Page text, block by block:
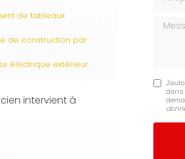
de tableaux
de construction par
électrique extérieur
intervient à
dans